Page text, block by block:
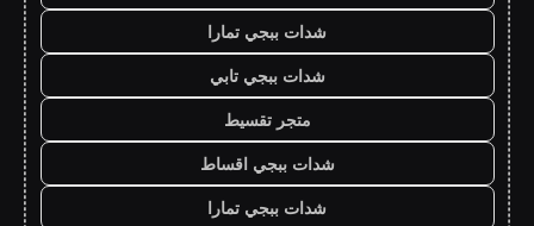
شدات ببجي تمارا
شدات ببجي تابي
متجر تقسيط
شدات ببجي اقساط
شدات ببجي تمارا